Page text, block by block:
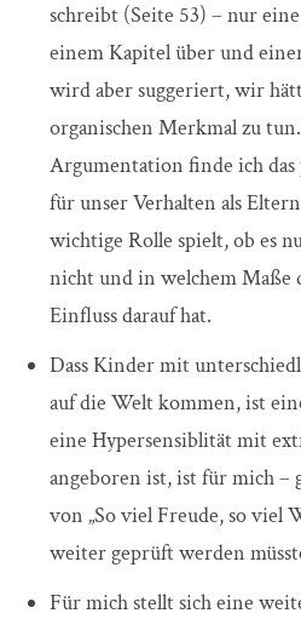
schreibt (Seite 53) – nur
einem Kapitel über und
wird aber suggeriert, wir
organischen Merkmal zu
Argumentation finde ich das
für unser Verhalten als
wichtige Rolle spielt, ob es
nicht und in welchem Maße
Einfluss darauf hat.
Dass Kinder mit
auf die Welt kommen, ist
eine Hypersensiblität mit
angeboren ist, ist für mich –
von „So viel Freude, so viel
weiter geprüft werden
Für mich stellt sich eine